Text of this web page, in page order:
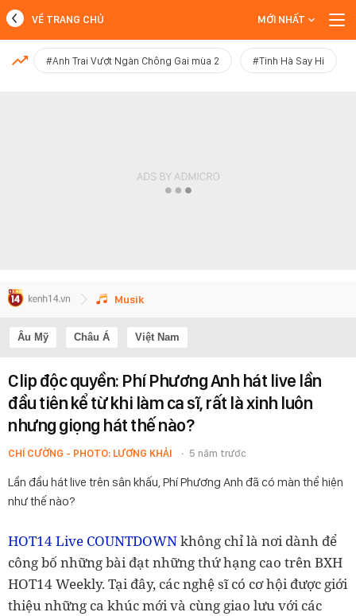
MỚI NHẤT
VỀ TRANG CHỦ MỚI NHẤT
#Anh Trai Vượt Ngàn Chông Gai mùa 2 #Tinh Hà Say Hi
Musik
Âu Mỹ Châu Á Việt Nam
Clip độc quyền: Phí Phương Anh hát live lần
đầu tiên kể từ khi làm ca sĩ, rất là xinh luôn
nhưng giọng hát thế nào?
CHÍ CƯỜNG - PHOTO: LƯƠNG KHẢI 5 năm trước
Lần đầu hát live trên sân khấu, Phí Phương Anh đã có màn thể hiện
như thế nào?
HOT14 Live COUNTDOWNkhông chỉ là nơi dành để
công bố những bài đạt những thứ hạng cao trên BXH
HOT14 Weekly. Tại đây, các nghệ sĩ có cơ hội được giới
thiệu những ca khúc mới và cùng giao lưu với các